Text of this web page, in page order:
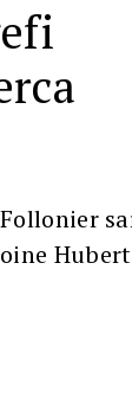
Hubert